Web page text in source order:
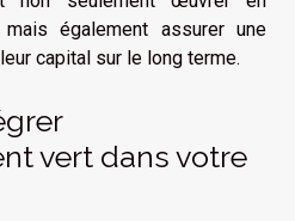
également assurer une
capital sur le long terme.
vert dans votre